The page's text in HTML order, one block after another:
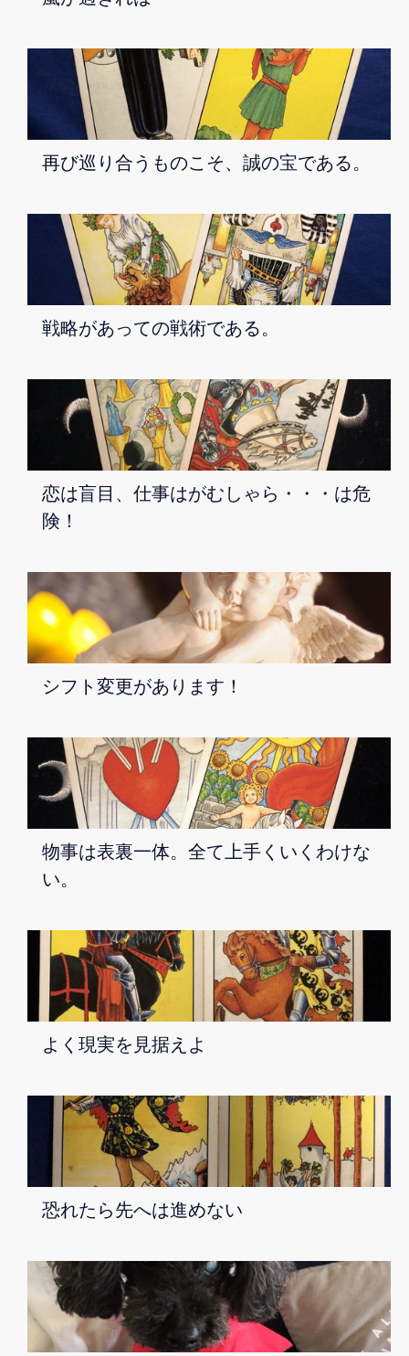
再び巡り合うものこそ、誠の宝である。
戦略があっての戦術である。
恋は盲目、仕事はがむしゃら・・・は危
険！
シフト変更があります！
物事は表裏一体。全て上手くいくわけな
い。
よく現実を見据えよ
恐れたら先へは進めない